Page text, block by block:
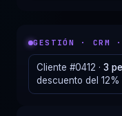
GESTIÓN · CRM
Cliente #0412 · 3
descuento del 12%